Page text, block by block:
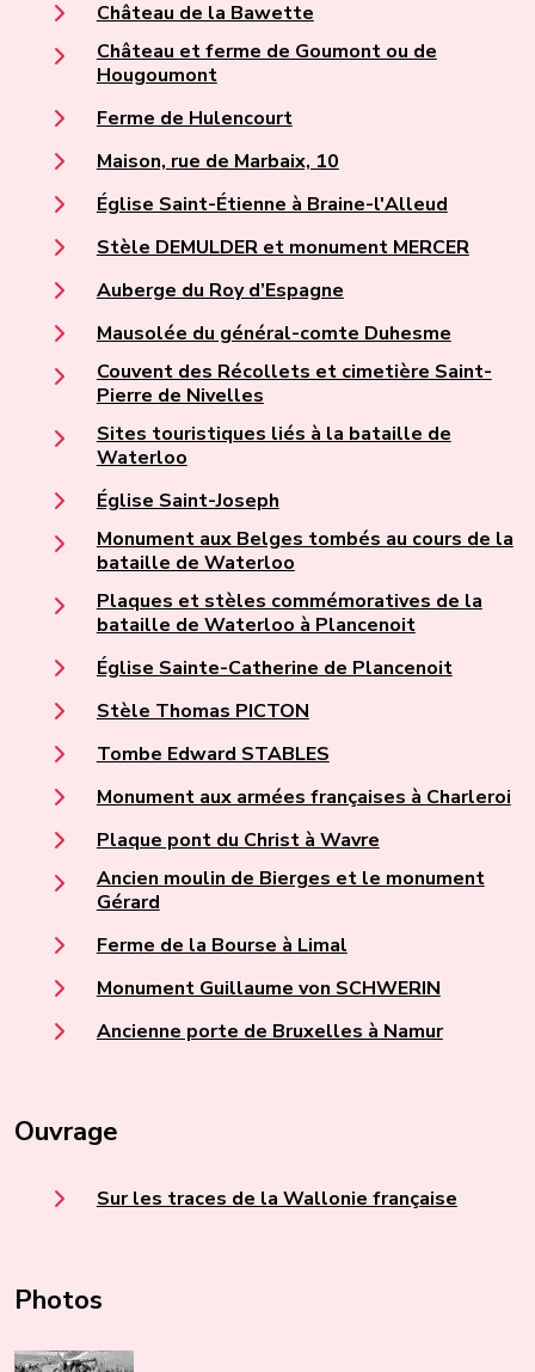
Château de la Bawette
Château et ferme de Goumont ou de
Hougoumont
Ferme de Hulencourt
Maison, rue de Marbaix, 10
Église Saint-Étienne à Braine-l'Alleud
Stèle DEMULDER et monument MERCER
Auberge du Roy d’Espagne
Mausolée du général-comte Duhesme
Couvent des Récollets et cimetière Saint-
Pierre de Nivelles
Sites touristiques liés à la bataille de
Waterloo
Église Saint-Joseph
Monument aux Belges tombés au cours de la
bataille de Waterloo
Plaques et stèles commémoratives de la
bataille de Waterloo à Plancenoit
Église Sainte-Catherine de Plancenoit
Stèle Thomas PICTON
Tombe Edward STABLES
Monument aux armées françaises à Charleroi
Plaque pont du Christ à Wavre
Ancien moulin de Bierges et le monument
Gérard
Ferme de la Bourse à Limal
Monument Guillaume von SCHWERIN
Ancienne porte de Bruxelles à Namur
Ouvrage
Sur les traces de la Wallonie française
Photos